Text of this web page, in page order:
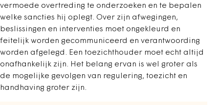
vermoede overtreding te onderzoeken en te bepalen
welke sancties hij oplegt. Over zijn afwegingen,
beslissingen en interventies moet ongekleurd en
feitelijk worden gecommuniceerd en verantwoording
worden afgelegd. Een toezichthouder moet echt altijd
onafhankelijk zijn. Het belang ervan is wel groter als
de mogelijke gevolgen van regulering, toezicht en
handhaving groter zijn.